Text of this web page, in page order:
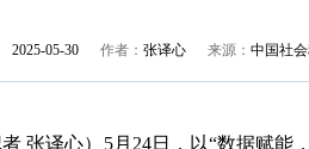
2025-05-30 作者： 张译心 来源： 中国社
张译心）5月24日，以“数据赋能